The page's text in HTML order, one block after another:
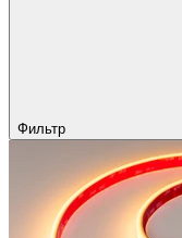
Фильтр